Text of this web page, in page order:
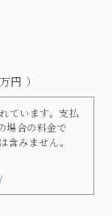
円 ）
ています。支払
場合の料金で
含みません。